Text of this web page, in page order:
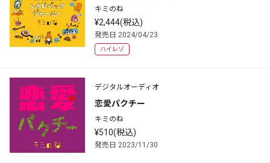
キミのね
¥2,444(税込)
発売日 2024/04/23
ハイレゾ
デジタルオーディオ
恋愛パクチー
キミのね
¥510(税込)
発売日 2023/11/30